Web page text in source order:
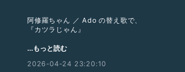
阿修羅ちゃん ／ Ado の替え歌で、
『カツラじゃん』
✍歌詞✍️
...もっと読む
2026-04-24 23:20:10